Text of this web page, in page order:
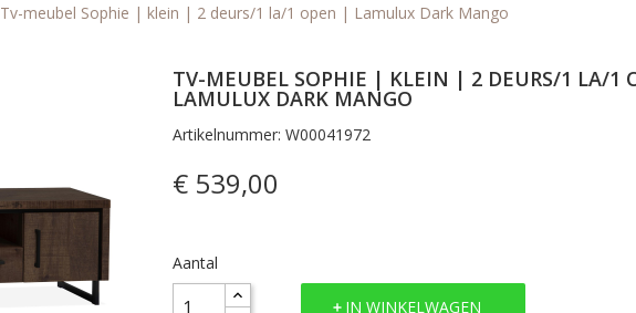
Tv-meubel Sophie | klein | 2 deurs/1 la/1 open | Lamulux Dark Mango
TV-MEUBEL SOPHIE | KLEIN | 2 DEURS/1 LA/1
LAMULUX DARK MANGO
Artikelnummer: W00041972
€ 539,00
Aantal
IN WINKELWAGEN